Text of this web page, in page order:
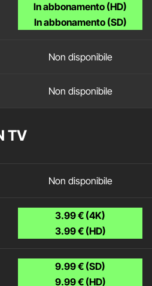
In abbonamento (HD)
In abbonamento (SD)
Non disponibile
Non disponibile
TV
Non disponibile
3.99 € (4K)
3.99 € (HD)
9.99 € (SD)
9.99 € (HD)